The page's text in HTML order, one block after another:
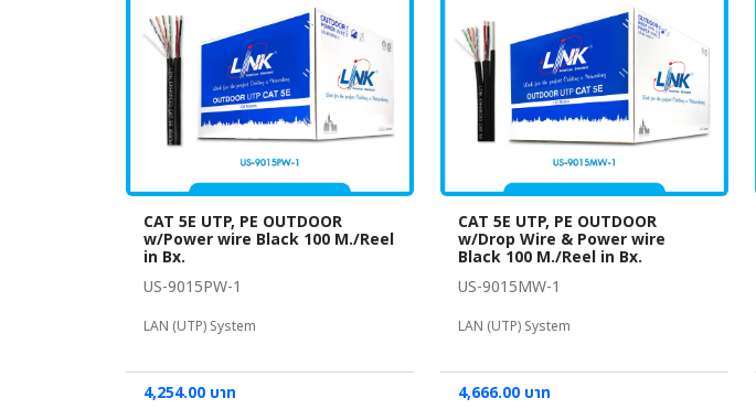
CAT 5E UTP, PE OUTDOOR
w/Power wire Black 100 M./Reel
in Bx.
US-9015PW-1
LAN (UTP) System
4,254.00 บาท
CAT 5E UTP, PE OUTDOOR
w/Drop Wire & Power wire
Black 100 M./Reel in Bx.
US-9015MW-1
LAN (UTP) System
4,666.00 บาท